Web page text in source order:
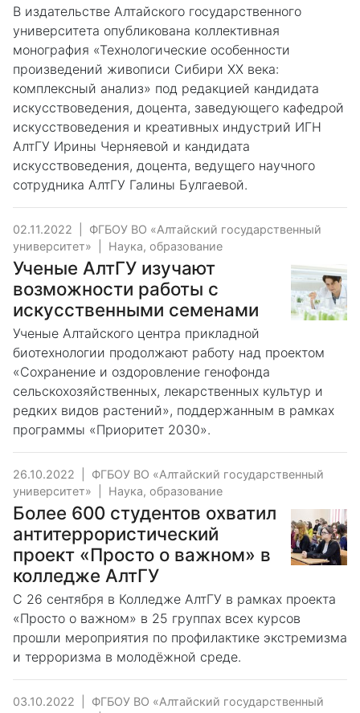
В издательстве Алтайского государственного
университета опубликована коллективная
монография «Технологические особенности
произведений живописи Сибири ХХ века:
комплексный анализ» под редакцией кандидата
искусствоведения, доцента, заведующего кафедрой
искусствоведения и креативных индустрий ИГН
АлтГУ Ирины Черняевой и кандидата
искусствоведения, доцента, ведущего научного
сотрудника АлтГУ Галины Булгаевой.
02.11.2022
ФГБОУ ВО «Алтайский государственный
университет»
Наука, образование
Ученые АлтГУ изучают
возможности работы с
искусственными семенами
Ученые Алтайского центра прикладной
биотехнологии продолжают работу над проектом
«Сохранение и оздоровление генофонда
сельскохозяйственных, лекарственных культур и
редких видов растений», поддержанным в рамках
программы «Приоритет 2030».
26.10.2022
ФГБОУ ВО «Алтайский государственный
университет»
Наука, образование
Более 600 студентов охватил
антитеррористический
проект «Просто о важном» в
колледже АлтГУ
С 26 сентября в Колледже АлтГУ в рамках проекта
«Просто о важном» в 25 группах всех курсов
прошли мероприятия по профилактике экстремизма
и терроризма в молодёжной среде.
03.10.2022
ФГБОУ ВО «Алтайский государственный